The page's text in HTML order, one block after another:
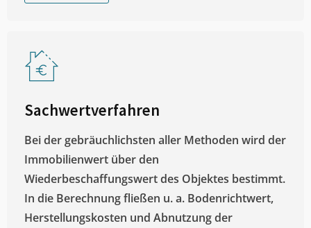
Sachwertverfahren
Bei der gebräuchlichsten aller Methoden wird der
Immobilienwert über den
Wiederbeschaffungswert des Objektes bestimmt.
In die Berechnung fließen u. a. Bodenrichtwert,
Herstellungskosten und Abnutzung der